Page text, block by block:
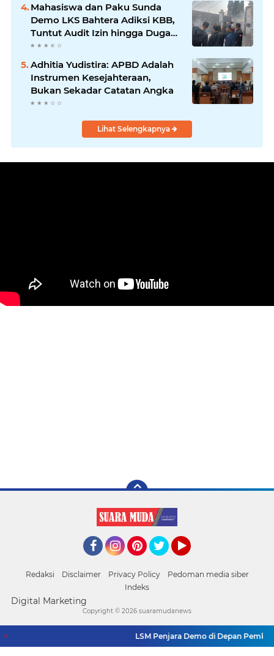
Mahasiswa dan Paku Sunda
Demo LKS Bahtera Adiksi KBB,
Tuntut Audit Izin hingga Dugaan
Tarif Tetap Rehabilitasi
Adhitia Yudistira: APBD Adalah
Instrumen Kesejahteraan,
Bukan Sekadar Catatan Angka
Lihat Selengkapnya
Redaksi Disclaimer Privacy Policy
Pedoman media siber
Indeks
Digital Marketing
LSM Penjara Demo di Depan Pemkot,
Copyright © 2026 suaramudanews